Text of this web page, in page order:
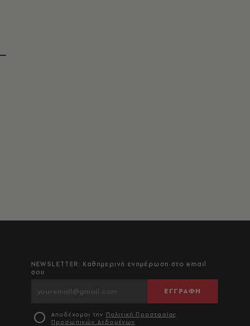
NEWSLETTER: Καθημερινή ενημέρωση στο email
σου
ΕΓΓΡΑΦΗ
Αποδέχομαι την Πολιτική Προστασίας
Προσωπικών Δεδομένων